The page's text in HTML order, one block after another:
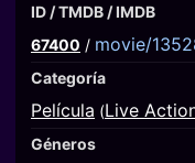
ID / TMDB / IMDB
67400 / movie/
Categoría
Película (Live
Géneros